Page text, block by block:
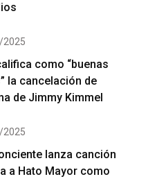
2025
como “buenas
la cancelación de
de Jimmy Kimmel
2025
lanza canción
a Hato Mayor como